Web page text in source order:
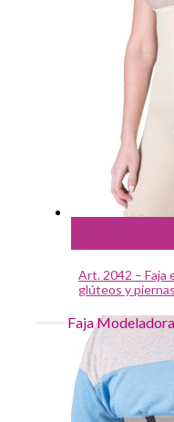
Art. 2042 – Faja
glúteos y piernas
Faja